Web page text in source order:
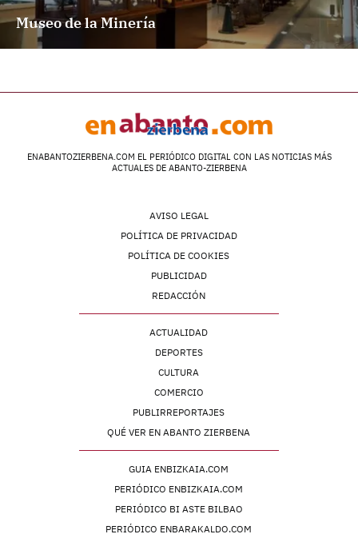
Museo de la Minería
ENABANTOZIERBENA.COM EL PERIÓDICO DIGITAL CON LAS NOTICIAS MÁS
ACTUALES DE ABANTO-ZIERBENA
AVISO LEGAL
POLÍTICA DE PRIVACIDAD
POLÍTICA DE COOKIES
PUBLICIDAD
REDACCIÓN
ACTUALIDAD
DEPORTES
CULTURA
COMERCIO
PUBLIRREPORTAJES
QUÉ VER EN ABANTO ZIERBENA
GUIA ENBIZKAIA.COM
PERIÓDICO ENBIZKAIA.COM
PERIÓDICO BI ASTE BILBAO
PERIÓDICO ENBARAKALDO.COM